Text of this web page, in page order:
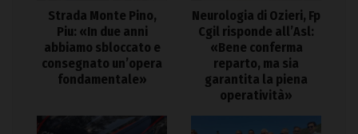
Strada Monte Pino,
Piu: «In due anni
abbiamo sbloccato e
consegnato un’opera
fondamentale»
Neurologia di Ozieri, Fp
Cgil risponde all’Asl:
«Bene conferma
reparto, ma sia
garantita la piena
operatività»